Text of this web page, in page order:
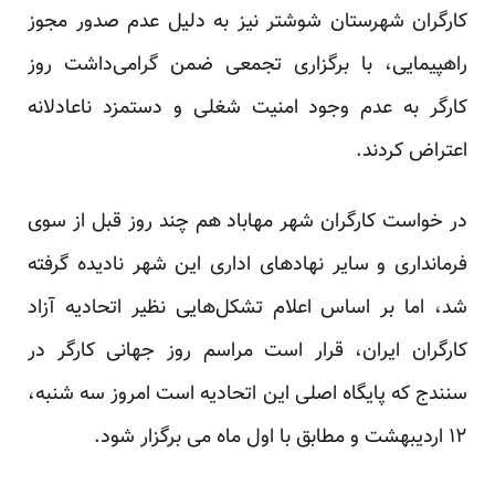
کارگران شهرستان شوشتر نیز به دلیل عدم صدور مجوز
راهپیمایی، با برگزاری تجمعی ضمن گرامی‌داشت روز
کارگر به عدم وجود امنیت شغلی و دستمزد ناعادلانه
اعتراض کردند.
در خواست کارگران شهر مهاباد هم چند روز قبل از سوی
فرمانداری و سایر نهادهای اداری این شهر نادیده گرفته
شد، اما بر اساس اعلام تشکل‌هایی نظیر اتحادیه آزاد
کارگران ایران، قرار است مراسم روز جهانی کارگر در
سنندج که پایگاه اصلی این اتحادیه است امروز سه شنبه،
۱۲ اردیبهشت و مطابق با اول ماه می برگزار شود.